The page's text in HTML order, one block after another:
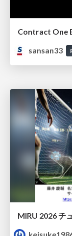
Contract One
sansan33
MIRU 2026 チ